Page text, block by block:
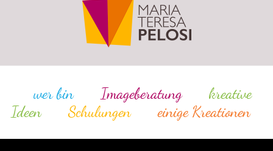
wer bin Imageberatung
kreative
Ideen
Schulungen einige Kreationen